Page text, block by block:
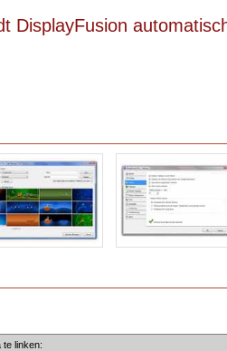
DisplayFusion
te linken: